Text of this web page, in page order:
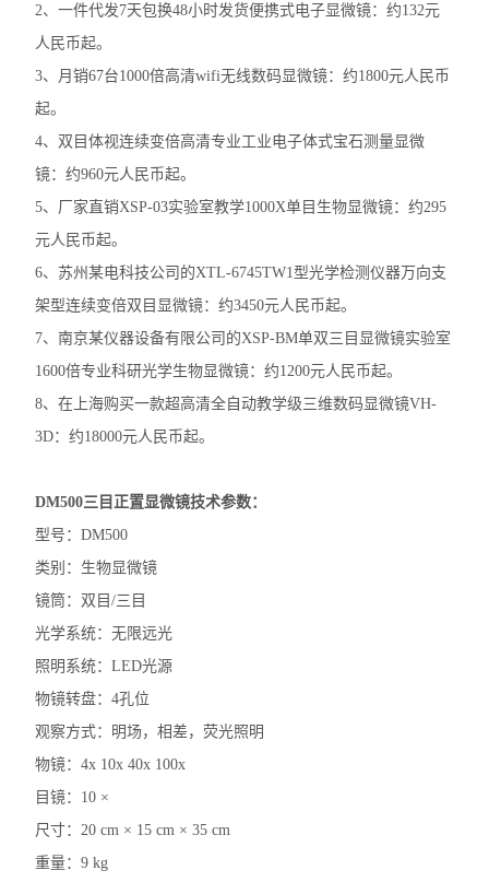
尼康TS2-FL倒置显微镜
徕卡DM3000生物显微镜
徕卡DM2000生物显微镜
徕卡DM1000生物显微镜
徕卡DM750生物显微镜
徕卡DM500生物显微镜
尼康E200生物显微镜
尼康SMZ745体视显微镜
尼康Ei生物显微镜
奥林巴斯SZ61体视显微镜
奥林巴斯BX53生物显微镜
2、一件代发7天包换48小时发货便携式电子显微镜：约132元
人民币起。
3、月销67台1000倍高清wifi无线数码显微镜：约1800元人民币
起。
4、双目体视连续变倍高清专业工业电子体式宝石测量显微
镜：约960元人民币起。
5、厂家直销XSP-03实验室教学1000X单目生物显微镜：约295
元人民币起。
6、苏州某电科技公司的XTL-6745TW1型光学检测仪器万向支
架型连续变倍双目显微镜：约3450元人民币起。
7、南京某仪器设备有限公司的XSP-BM单双三目显微镜实验室
1600倍专业科研光学生物显微镜：约1200元人民币起。
8、在上海购买一款超高清全自动教学级三维数码显微镜VH-
3D：约18000元人民币起。
DM500三目正置显微镜技术参数：
型号：DM500
类别：生物显微镜
镜筒：双目/三目
光学系统：无限远光
照明系统：LED光源
物镜转盘：4孔位
观察方式：明场，相差，荧光照明
物镜：4x 10x 40x 100x
目镜：10 ×
尺寸：20 cm × 15 cm × 35 cm
重量：9 kg